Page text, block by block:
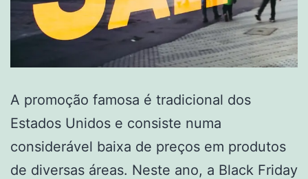
A promoção famosa é tradicional dos
Estados Unidos e consiste numa
considerável baixa de preços em produtos
de diversas áreas. Neste ano, a Black Friday